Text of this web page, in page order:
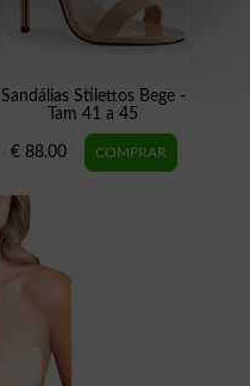
Sandálias Stilettos Bege -
Tam 41 a 45
€ 88.00